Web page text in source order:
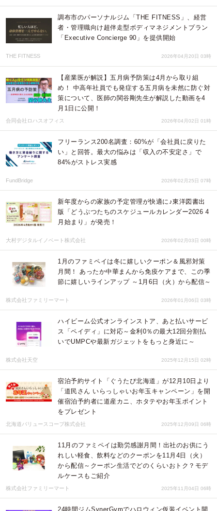
調布市のパーソナルジム「THE FITNESS」、経営
者・管理職向け超伴走型ボディマネジメントプラン
「Executive Concierge 90」を提供開始
THE FITNESS 2026年04月20日 03時
【産業医が解説】五月病予防策は4月から取り組
め！ 中高年社員でも発症する五月病を未然に防ぐ対
策について、医師の関谷剛先生が解説した動画を4
月1日に公開！
合同会社ロハスオフィス 2026年04月02日 01時
フリーランス200名調査：60%が「会社員に戻りた
い」と回答。最大の悩みは「収入の不安定さ」で
84%がストレス実感
FundBridge 2026年02月25日 07時
新年度からの家族の予定管理が快適に♪東洋図書出
版「どうぶつたちのスケジュールカレンダー2026 4
月始まり」が発売！
大村デジタルイノベート株式会社 2026年02月03日 00時
1月のファミペイは冬に嬉しいクーポン＆風邪対策
月間！ あったか中華まんから免疫ケアまで、この季
節に嬉しいラインアップ ～1月6日（火）から配信～
株式会社ファミリーマート 2026年01月06日 03時
ハイビーム公式オンラインストア、あと払いサービ
ス「ペイディ」に対応～金利0％の最大12回分割払
いでUMPCや最新ガジェットをもっと身近に～
株式会社天空 2025年12月15日 02時
宿泊予約サイト「ぐうたび北海道」が12月10日より
「道民さん いらっしゃいお年玉キャンペーン」を開
催宿泊予約者に道産カニ、ホタテやお年玉ポイント
をプレゼント
北海道バリュースコープ株式会社 2025年12月09日 06時
11月のファミペイは勤労感謝月間！出社のお供にう
れしい軽食、飲料などのクーポンを11月4日（火）
から配信～クーポン生活でどのくらいおトク？モデ
ルケースもご紹介
株式会社ファミリーマート 2025年11月04日 06時
24時間ジムSynerGymでハロウィン仮装イベント開